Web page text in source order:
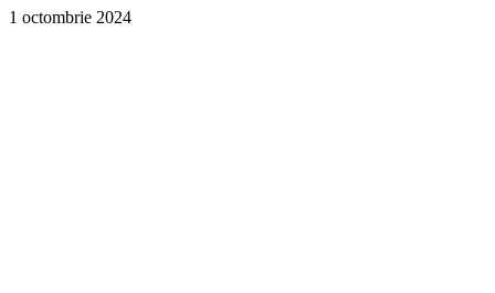
1 octombrie 2024